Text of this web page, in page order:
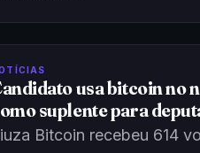
usa bitcoin no
suplente para
Bitcoin recebeu 614